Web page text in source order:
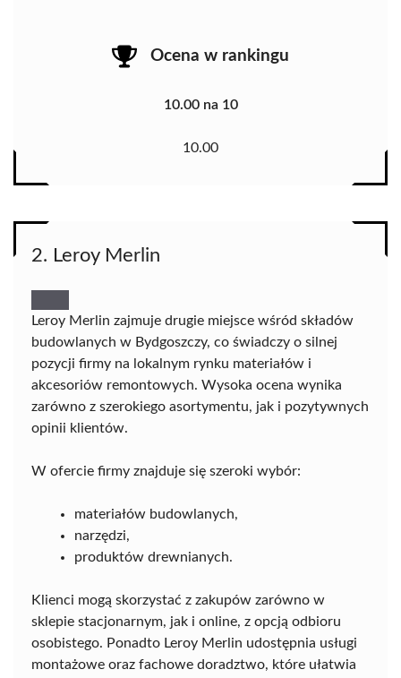
Ocena w rankingu
10.00 na 10
10.00
2. Leroy Merlin
Leroy Merlin zajmuje drugie miejsce wśród składów
budowlanych w Bydgoszczy, co świadczy o silnej
pozycji firmy na lokalnym rynku materiałów i
akcesoriów remontowych. Wysoka ocena wynika
zarówno z szerokiego asortymentu, jak i pozytywnych
opinii klientów.
W ofercie firmy znajduje się szeroki wybór:
materiałów budowlanych,
narzędzi,
produktów drewnianych.
Klienci mogą skorzystać z zakupów zarówno w
sklepie stacjonarnym, jak i online, z opcją odbioru
osobistego. Ponadto Leroy Merlin udostępnia usługi
montażowe oraz fachowe doradztwo, które ułatwia